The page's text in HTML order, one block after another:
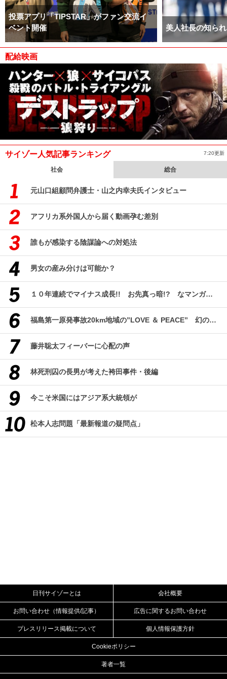
投票アプリ「TIPSTAR」がファン交流イ
ベント開催
美人社長の知ら
配給映画
サイゾー人気記事ランキング 7:20更新
社会 総合
元山口組顧問弁護士・山之内幸夫氏インタビュー
アフリカ系外国人から届く動画孕む差別
誰もが感染する陰謀論への対処法
男女の産み分けは可能か？
１０年連続でマイナス成長!! お先真っ暗!? なマンガ産業研究
福島第一原発事故20km地域の”LOVE ＆ PEACE” 幻のコミューン「獏原人村」の現在
藤井聡太フィーバーに心配の声
林死刑囚の長男が考えた袴田事件・後編
今こそ米国にはアジア系大統領が
松本人志問題「最新報道の疑問点」
日刊サイゾーとは 会社概要
お問い合わせ（情報提供/記事） 広告に関するお問い合わせ
プレスリリース掲載について 個人情報保護方針
Cookieポリシー
著者一覧